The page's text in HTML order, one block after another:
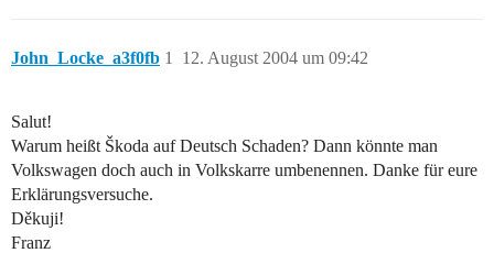
John_Locke_a3f0fb 12. August 2004 um 09:42
1
Salut!
Warum heißt Škoda auf Deutsch Schaden? Dann könnte man
Volkswagen doch auch in Volkskarre umbenennen. Danke für eure
Erklärungsversuche.
Děkuji!
Franz